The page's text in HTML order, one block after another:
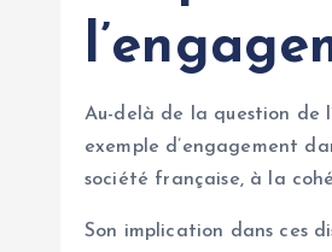
Au-delà de la question de
exemple d’engagement
société française, à la
Son implication dans ces